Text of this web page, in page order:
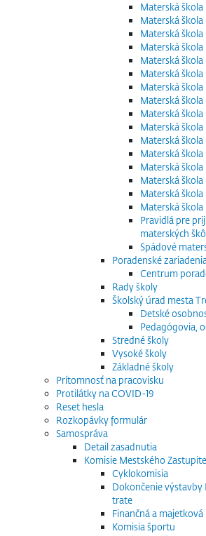
Materská
Materská
Materská
Materská
Materská škola
Materská
Materská škola
Materská
Materská
Materská škola
Materská škola
Materská škola
Materská škola
Materská
Materská
Materská
Pravidlá pre
materských
Spádové
Poradenské zariadenia
Centrum
Rady školy
Školský úrad mesta
Detské
Pedagógovia,
Stredné školy
Vysoké školy
Základné školy
Prítomnosť na pracovisku
Protilátky na COVID-19
Reset hesla
Rozkopávky formulár
Samospráva
Detail zasadnutia
Komisie Mestského
Cyklokomisia
Dokončenie výstavby
trate
Finančná a majetková
Komisia športu